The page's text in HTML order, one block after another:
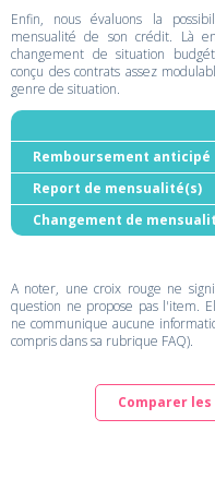
Enfin, nous évaluons la
mensualité de son crédit. Là
changement de situation
conçu des contrats assez
genre de situation.
Remboursement anticipé
Report de mensualité(s)
Changement de
A noter, une croix rouge ne
question ne propose pas l'item.
ne communique aucune
compris dans sa rubrique FAQ).
Comparer